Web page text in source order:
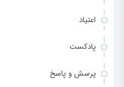
اعتیاد
پادکست
پرسش و پاسخ